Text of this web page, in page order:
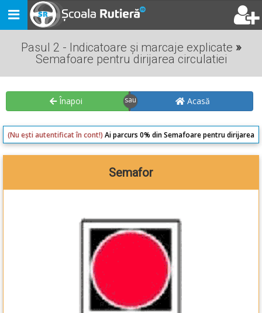
Toggle
navigation
Pasul 2 - Indicatoare și marcaje explicate »
Semafoare pentru dirijarea circulatiei
Înapoi Acasă
(Nu ești autentificat în cont!) Ai parcurs 0% din Semafoare pentru dirijarea
circulatiei
Semafor